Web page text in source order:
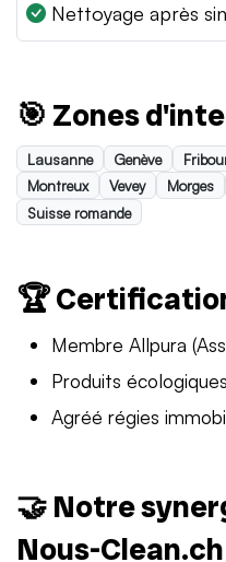
Nettoyage après
🎯 Zones
Lausanne Genève
Montreux
Vevey Morges
Suisse romande
🏆
Membre Allpura
Produits
Agréé régies
🤝 Notre
Nous-Clean.ch